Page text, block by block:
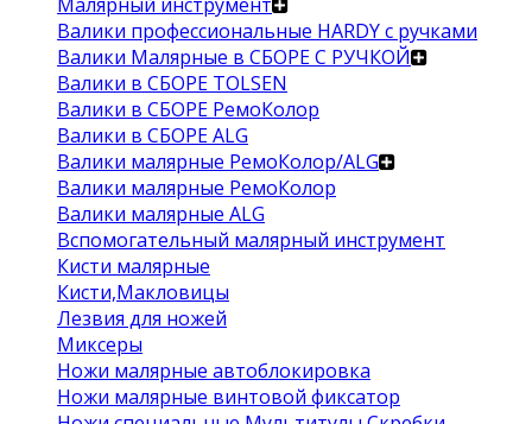
Валики профессиональные HARDY с ручками
Валики Малярные в СБОРЕ С РУЧКОЙ
Валики в СБОРЕ TOLSEN
Валики в СБОРЕ РемоКолор
Валики в СБОРЕ ALG
Валики малярные РемоКолор/ALG
Валики малярные РемоКолор
Валики малярные ALG
Вспомогательный малярный инструмент
Кисти малярные
Кисти,Макловицы
Лезвия для ножей
Миксеры
Ножи малярные автоблокировка
Ножи малярные винтовой фиксатор